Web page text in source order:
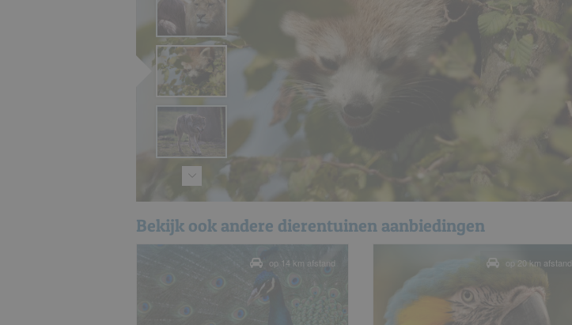
Bekijk ook andere dierentuinen aanbiedingen
op 14 km afstand op 20 km afstand